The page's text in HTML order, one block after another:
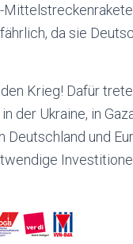
da sie
Krieg! Dafür
der Ukraine, in
und